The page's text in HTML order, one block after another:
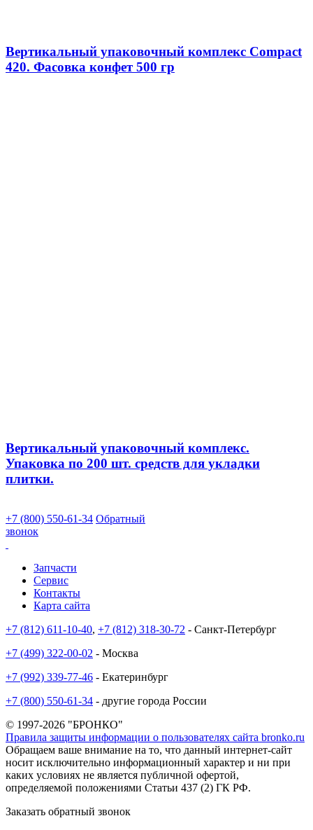
Вертикальный упаковочный комплекс Compact
420. Фасовка конфет 500 гр
Вертикальный упаковочный комплекс.
Упаковка по 200 шт. средств для укладки
плитки.
+7 (800) 550-61-34 Обратный
звонок
Запчасти
Сервис
Контакты
Карта сайта
+7 (812) 611-10-40, +7 (812) 318-30-72 - Санкт-Петербург
+7 (499) 322-00-02 - Москва
+7 (992) 339-77-46 - Екатеринбург
+7 (800) 550-61-34 - другие города России
© 1997-2026 "БРОНКО"
Правила защиты информации о пользователях сайта bronko.ru
Обращаем ваше внимание на то, что данный интернет-сайт
носит исключительно информационный характер и ни при
каких условиях не является публичной офертой,
определяемой положениями Статьи 437 (2) ГК РФ.
Заказать обратный звонок